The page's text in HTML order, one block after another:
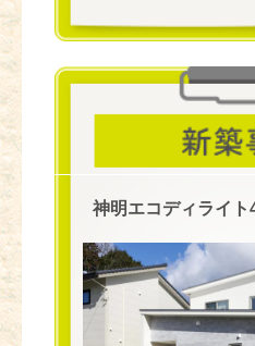
神明エコディライト